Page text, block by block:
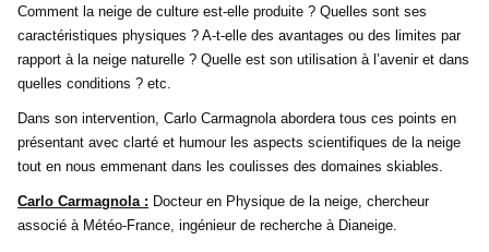
Comment la neige de culture est-elle produite ? Quelles sont ses
caractéristiques physiques ? A-t-elle des avantages ou des limites par
rapport à la neige naturelle ? Quelle est son utilisation à l’avenir et dans
quelles conditions ? etc.
Dans son intervention, Carlo Carmagnola abordera tous ces points en
présentant avec clarté et humour les aspects scientifiques de la neige
tout en nous emmenant dans les coulisses des domaines skiables.
Carlo Carmagnola : Docteur en Physique de la neige, chercheur
associé à Météo-France, ingénieur de recherche à Dianeige.